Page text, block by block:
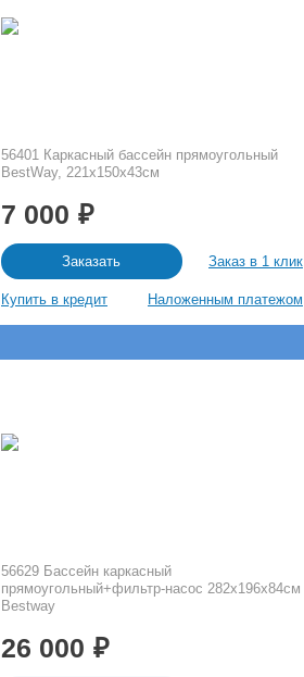
56401 Каркасный бассейн прямоугольный
BestWay, 221х150х43см
7 000
Заказать Заказ в 1 клик
Купить в кредит Наложенным платежом
56629 Бассейн каркасный
прямоугольный+фильтр-насос 282х196х84см
Bestway
26 000